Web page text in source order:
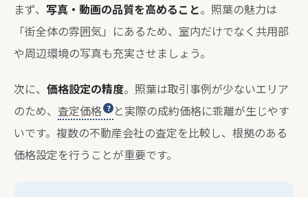
まず、 写真・動画の品質を高めること。照葉の魅力は
「街全体の雰囲気」にあるため、室内だけでなく共用部
や周辺環境の写真も充実させましょう。
次に、 価格設定の精度。照葉は取引事例が少ないエリア
のため、 査定価格
と実際の成約価格に乖離が生じやす
いです。複数の不動産会社の査定を比較し、根拠のある
価格設定を行うことが重要です。